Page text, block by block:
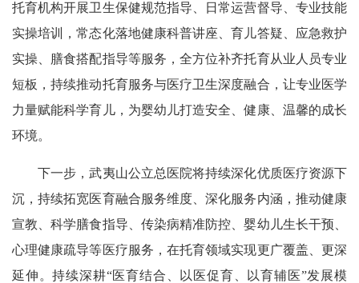
托育机构开展卫生保健规范指导、日常运营督导、专业技能
实操培训，常态化落地健康科普讲座、育儿答疑、应急救护
实操、膳食搭配指导等服务，全方位补齐托育从业人员专业
短板，持续推动托育服务与医疗卫生深度融合，让专业医学
力量赋能科学育儿，为婴幼儿打造安全、健康、温馨的成长
环境。
下一步，武夷山公立总医院将持续深化优质医疗资源下
沉，持续拓宽医育融合服务维度、深化服务内涵，推动健康
宣教、科学膳食指导、传染病精准防控、婴幼儿生长干预、
心理健康疏导等医疗服务，在托育领域实现更广覆盖、更深
延伸。持续深耕“医育结合、以医促育、以育辅医”发展模